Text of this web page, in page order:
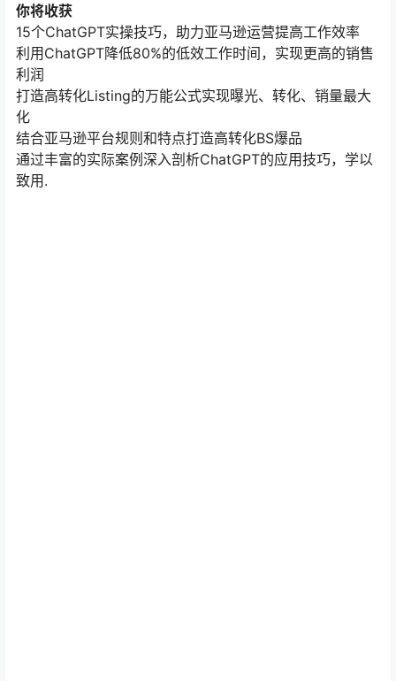
你将收获
15个ChatGPT实操技巧，助力亚马逊运营提高工作效率
利用ChatGPT降低80%的低效工作时间，实现更高的销售
利润
打造高转化Listing的万能公式实现曝光、转化、销量最大
化
结合亚马逊平台规则和特点打造高转化BS爆品
通过丰富的实际案例深入剖析ChatGPT的应用技巧，学以
致用.